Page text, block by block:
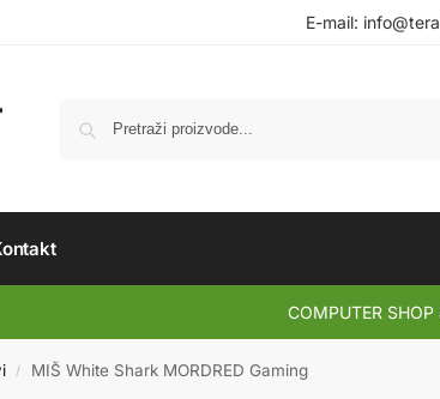
E-mail:
COMPUTER SHOP
/ MIŠ White Shark MORDRED Gaming